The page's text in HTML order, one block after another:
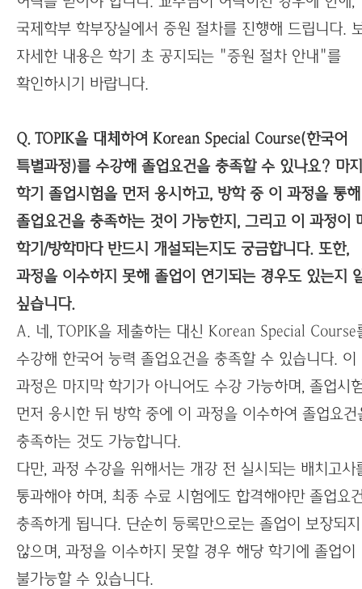
국제학부 학부장실에서 증원 절차를 진행해 드립니다.
자세한 내용은 학기 초 공지되는 "증원 절차 안내"를
확인하시기 바랍니다.
Q. TOPIK을 대체하여 Korean Special Course(한국어
특별과정)를 수강해 졸업요건을 충족할 수 있나요? 마
학기 졸업시험을 먼저 응시하고, 방학 중 이 과정을 통해
졸업요건을 충족하는 것이 가능한지, 그리고 이 과정이
학기/방학마다 반드시 개설되는지도 궁금합니다. 또한,
과정을 이수하지 못해 졸업이 연기되는 경우도 있는지
싶습니다.
A. 네, TOPIK을 제출하는 대신 Korean Special Course
수강해 한국어 능력 졸업요건을 충족할 수 있습니다. 이
과정은 마지막 학기가 아니어도 수강 가능하며, 졸업시
먼저 응시한 뒤 방학 중에 이 과정을 이수하여 졸업요건
충족하는 것도 가능합니다.
다만, 과정 수강을 위해서는 개강 전 실시되는 배치고사
통과해야 하며, 최종 수료 시험에도 합격해야만 졸업요
충족하게 됩니다. 단순히 등록만으로는 졸업이 보장되지
않으며, 과정을 이수하지 못할 경우 해당 학기에 졸업이
불가능할 수 있습니다.